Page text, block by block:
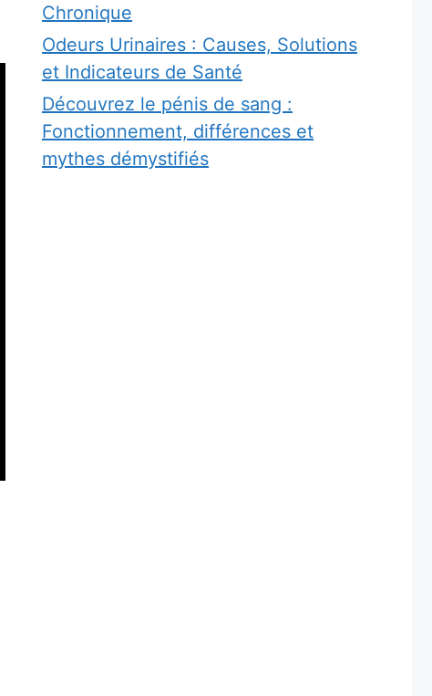
Chronique
Odeurs Urinaires : Causes, Solutions
et Indicateurs de Santé
Découvrez le pénis de sang :
Fonctionnement, différences et
mythes démystifiés